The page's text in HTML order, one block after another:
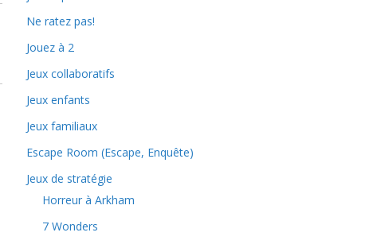
Ne ratez pas!
Jouez à 2
Jeux collaboratifs
Jeux enfants
Jeux familiaux
Escape Room (Escape, Enquête)
Jeux de stratégie
Horreur à Arkham
7 Wonders